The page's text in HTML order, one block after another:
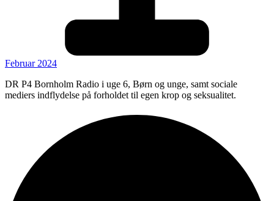
Februar 2024
DR P4 Bornholm Radio i uge 6, Børn og unge, samt sociale
mediers indflydelse på forholdet til egen krop og seksualitet.